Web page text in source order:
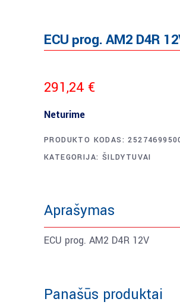
ECU prog. AM2 D4R
291,24 €
Neturime
PRODUKTO KODAS:
KATEGORIJA: ŠILDYTUVAI
Aprašymas
ECU prog. AM2 D4R 12V
Panašūs produktai